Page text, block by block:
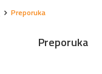
Preporuka
Preporuka